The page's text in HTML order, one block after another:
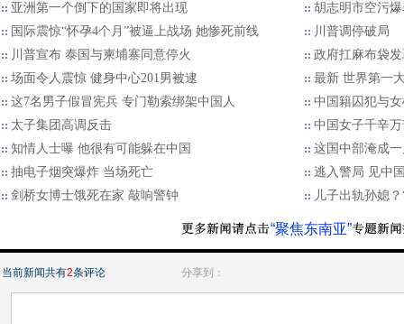
亚洲第一个倒下的国家即将出现
胡志明市空污
国际震惊“怀孕4个月”被逼上战场 她惨死前线
川普调停破局
川普宣布 泰国与柬埔寨同意停火
政府扛麻布袋
场面令人震惊 健身中心201男被逮
最新 世界第一
这7名男子假冒宪兵 专门勒索绑架中国人
中国籍囚犯与
太子集团高调反击
中国女子千辛
知情人士曝 他很有可能躲在中国
这国中部淹成
抽电子烟突爆炸 当场死亡
逃入警局 见中
剑桥女博士饿死在家 敲响警钟
儿子出轨孙媳
“聚焦东南亚”
当前新闻共有2条评论 分享到：